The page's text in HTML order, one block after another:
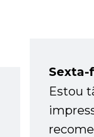
Sexta-
Estou